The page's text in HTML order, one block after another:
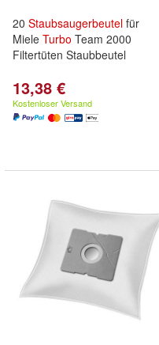
20 Staubsaugerbeutel für
Miele Turbo Team 2000
Filtertüten Staubbeutel
13,38 €
Kostenloser Versand